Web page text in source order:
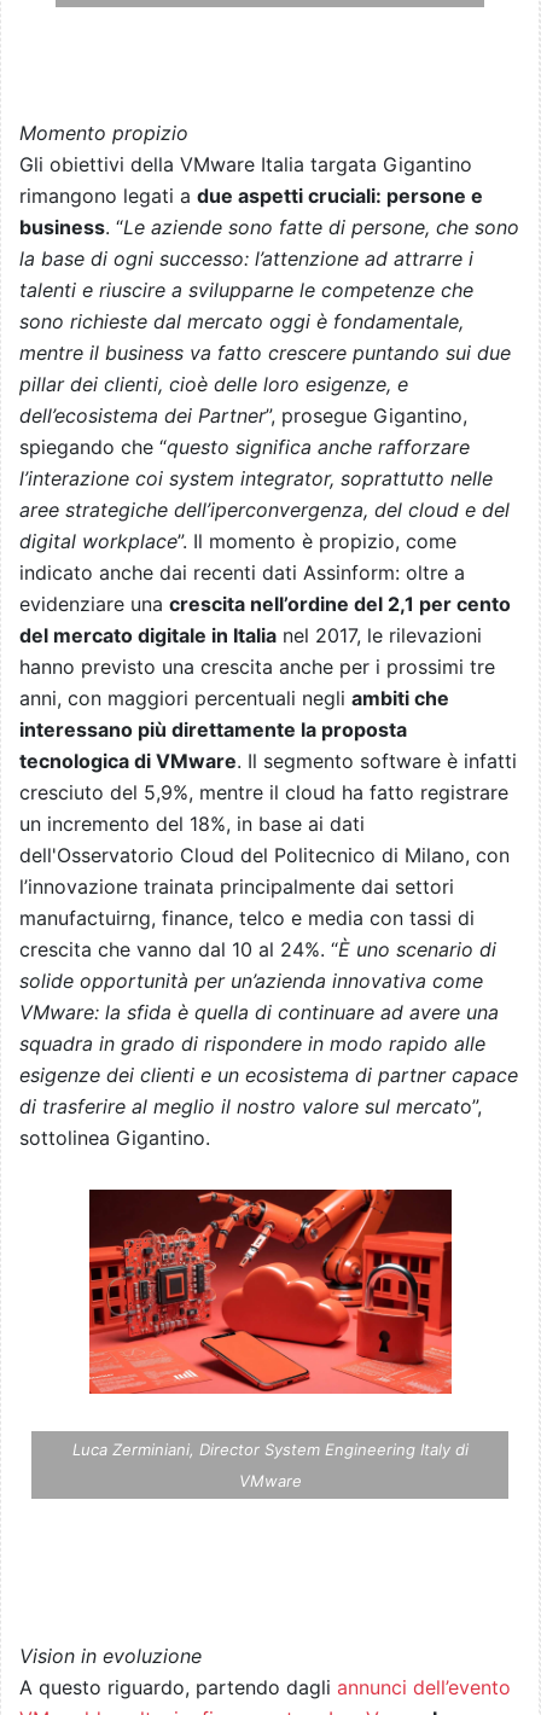
Momento propizio
Gli obiettivi della VMware Italia targata Gigantino
rimangono legati a due aspetti cruciali: persone e
business. “Le aziende sono fatte di persone, che sono
la base di ogni successo: l’attenzione ad attrarre i
talenti e riuscire a svilupparne le competenze che
sono richieste dal mercato oggi è fondamentale,
mentre il business va fatto crescere puntando sui due
pillar dei clienti, cioè delle loro esigenze, e
dell’ecosistema dei Partner”, prosegue Gigantino,
spiegando che “questo significa anche rafforzare
l’interazione coi system integrator, soprattutto nelle
aree strategiche dell’iperconvergenza, del cloud e del
digital workplace”. Il momento è propizio, come
indicato anche dai recenti dati Assinform: oltre a
evidenziare una crescita nell’ordine del 2,1 per cento
del mercato digitale in Italia nel 2017, le rilevazioni
hanno previsto una crescita anche per i prossimi tre
anni, con maggiori percentuali negli ambiti che
interessano più direttamente la proposta
tecnologica di VMware. Il segmento software è infatti
cresciuto del 5,9%, mentre il cloud ha fatto registrare
un incremento del 18%, in base ai dati
dell'Osservatorio Cloud del Politecnico di Milano, con
l’innovazione trainata principalmente dai settori
manufactuirng, finance, telco e media con tassi di
crescita che vanno dal 10 al 24%. “È uno scenario di
solide opportunità per un’azienda innovativa come
VMware: la sfida è quella di continuare ad avere una
squadra in grado di rispondere in modo rapido alle
esigenze dei clienti e un ecosistema di partner capace
di trasferire al meglio il nostro valore sul mercato”,
sottolinea Gigantino.
Luca Zerminiani, Director System Engineering Italy di
VMware
Vision in evoluzione
A questo riguardo, partendo dagli annunci dell’evento